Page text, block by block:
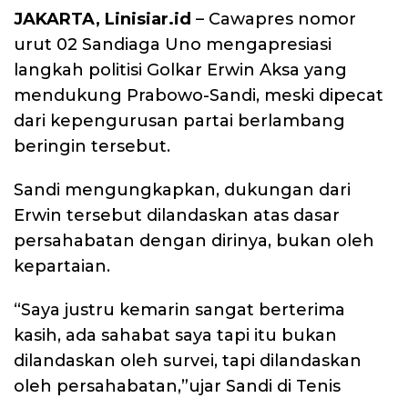
JAKARTA, Linisiar.id – Cawapres nomor
urut 02 Sandiaga Uno mengapresiasi
langkah politisi Golkar Erwin Aksa yang
mendukung Prabowo-Sandi, meski dipecat
dari kepengurusan partai berlambang
beringin tersebut.
Sandi mengungkapkan, dukungan dari
Erwin tersebut dilandaskan atas dasar
persahabatan dengan dirinya, bukan oleh
kepartaian.
“Saya justru kemarin sangat berterima
kasih, ada sahabat saya tapi itu bukan
dilandaskan oleh survei, tapi dilandaskan
oleh persahabatan,”ujar Sandi di Tenis